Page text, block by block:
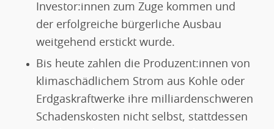
Investor:innen zum Zuge kommen und
der erfolgreiche bürgerliche Ausbau
weitgehend erstickt wurde.
Bis heute zahlen die Produzent:innen von
klimaschädlichem Strom aus Kohle oder
Erdgaskraftwerke ihre milliardenschweren
Schadenskosten nicht selbst, stattdessen